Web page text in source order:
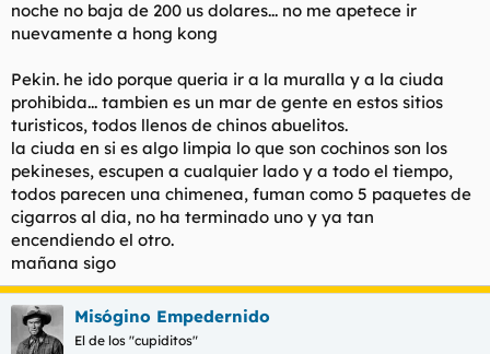
noche no baja de 200 us dolares... no me apetece ir
nuevamente a hong kong
Pekin. he ido porque queria ir a la muralla y a la ciuda
prohibida... tambien es un mar de gente en estos sitios
turisticos, todos llenos de chinos abuelitos.
la ciuda en si es algo limpia lo que son cochinos son los
pekineses, escupen a cualquier lado y a todo el tiempo,
todos parecen una chimenea, fuman como 5 paquetes de
cigarros al dia, no ha terminado uno y ya tan
encendiendo el otro.
mañana sigo
Misógino Empedernido
El de los "cupiditos"